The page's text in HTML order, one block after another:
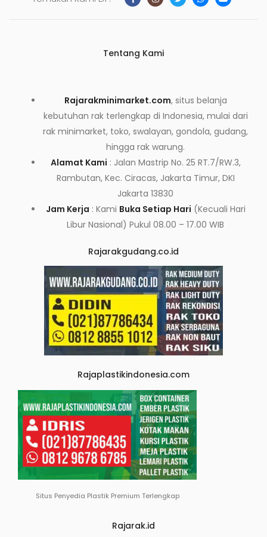
Tentang Kami
Rajarakminimarket.com, situs belanja
kebutuhan rak terlengkap di Indonesia, mulai dari
rak minimarket, toko, swalayan, gondola, gudang,
hingga rak warung.
Alamat Kami : Jalan Mastrip No. 25 RT.7/RW.3,
Rambutan, Kec. Ciracas, Jakarta Timur, DKI
Jakarta 13830
Jam Kerja : Kami Buka Setiap Hari (Kecuali Hari
Libur Nasional) Pukul 08.00 – 17.00 WIB
Rajarakgudang.co.id
Rajaplastikindonesia.com
Situs Penyedia Plastik Premium Terlengkap
Rajarak.id